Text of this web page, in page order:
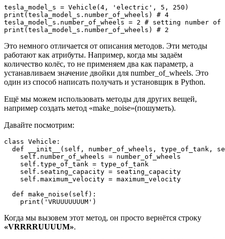
tesla_model_s = Vehicle(4, 'electric', 5, 250)
print(tesla_model_s.number_of_wheels) # 4
tesla_model_s.number_of_wheels = 2 # setting number
Это немного отличается от описания методов. Эти методы
работают как атрибуты. Например, когда мы задаём
количество колёс, то не применяем два как параметр, а
устанавливаем значение двойки для number_of_wheels. Это
один из способ написать получать и установщик в Python.
Ещё мы можем использовать методы для других вещей,
например создать метод «make_noise»(пошуметь).
Давайте посмотрим:
class Vehicle:
def __init__(self, number_of_wheels, type_of_tank,
    self.number_of_wheels = number_of_wheels
    self.type_of_tank = type_of_tank
    self.seating_capacity = seating_capacity
    self.maximum_velocity = maximum_velocity
  def make_noise(self):
Когда мы вызовем этот метод, он просто вернётся строку
«VRRRRUUUUM».